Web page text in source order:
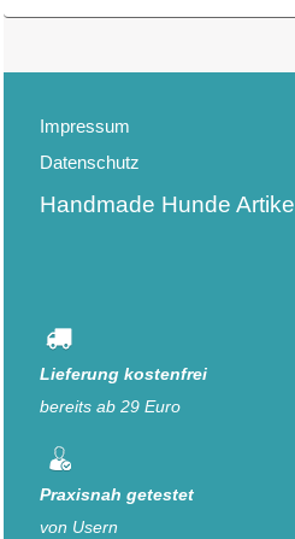
Impressum
Datenschutz
Handmade Hunde Artikel
Lieferung kostenfrei
bereits ab 29 Euro
Praxisnah getestet
von Usern